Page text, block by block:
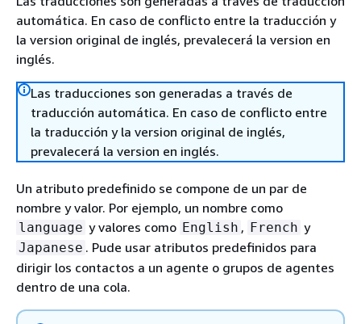
automática. En caso de conflicto entre la traducción y
la version original de inglés, prevalecerá la version en
inglés.
Las traducciones son generadas a través de
traducción automática. En caso de conflicto entre
la traducción y la version original de inglés,
prevalecerá la version en inglés.
Un atributo predefinido se compone de un par de
nombre y valor. Por ejemplo, un nombre como
language y valores como English , French y
Japanese . Pude usar atributos predefinidos para
dirigir los contactos a un agente o grupos de agentes
dentro de una cola.